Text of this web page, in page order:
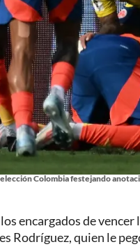
Colombia festejando
encargados de
Rodríguez, quien le